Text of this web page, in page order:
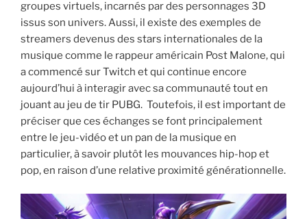
groupes virtuels, incarnés par des personnages 3D
issus son univers. Aussi, il existe des exemples de
streamers devenus des stars internationales de la
musique comme le rappeur américain Post Malone, qui
a commencé sur Twitch et qui continue encore
aujourd’hui à interagir avec sa communauté tout en
jouant au jeu de tir PUBG. Toutefois, il est important de
préciser que ces échanges se font principalement
entre le jeu-vidéo et un pan de la musique en
particulier, à savoir plutôt les mouvances hip-hop et
pop, en raison d’une relative proximité générationnelle.